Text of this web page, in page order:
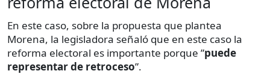
En este caso, sobre la propuesta que plantea
Morena, la legisladora señaló que en este caso la
reforma electoral es importante porque ”puede
representar de retroceso”.